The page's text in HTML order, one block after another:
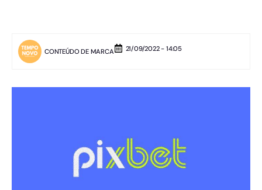
CONTEÚDO DE MARCA 21/09/2022 - 14:05